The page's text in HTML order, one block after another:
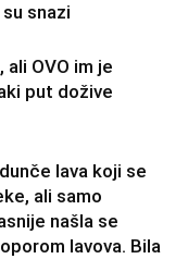
snazi
OVO im je
put dožive
lava koji se
ali samo
našla se
lavova. Bila